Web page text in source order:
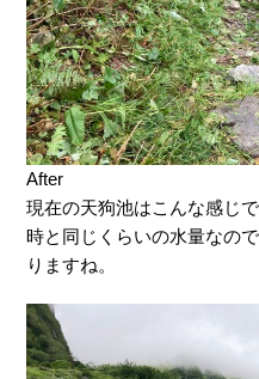
After
現在の天狗池はこんな感じ
時と同じくらいの水量なの
りますね。